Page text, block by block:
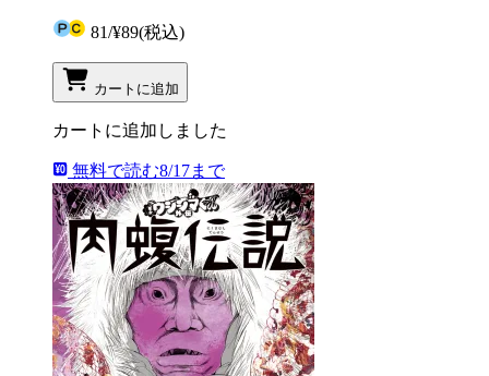
81/¥89(税込)
カートに追加
カートに追加しました
無料で読む8/17まで